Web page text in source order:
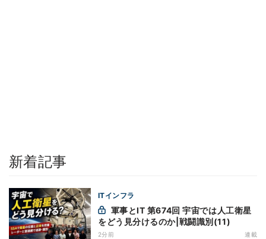
新着記事
ITインフラ
をどう見分けるのか|戦闘識別(11)
2分前 連載